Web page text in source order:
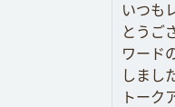
いつも
とうご
ワード
しまし
トーク